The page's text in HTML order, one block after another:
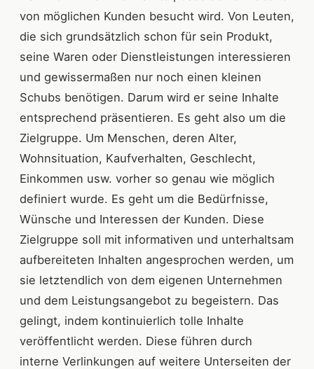
von möglichen Kunden besucht wird. Von Leuten,
die sich grundsätzlich schon für sein Produkt,
seine Waren oder Dienstleistungen interessieren
und gewissermaßen nur noch einen kleinen
Schubs benötigen. Darum wird er seine Inhalte
entsprechend präsentieren. Es geht also um die
Zielgruppe. Um Menschen, deren Alter,
Wohnsituation, Kaufverhalten, Geschlecht,
Einkommen usw. vorher so genau wie möglich
definiert wurde. Es geht um die Bedürfnisse,
Wünsche und Interessen der Kunden. Diese
Zielgruppe soll mit informativen und unterhaltsam
aufbereiteten Inhalten angesprochen werden, um
sie letztendlich von dem eigenen Unternehmen
und dem Leistungsangebot zu begeistern. Das
gelingt, indem kontinuierlich tolle Inhalte
veröffentlicht werden. Diese führen durch
interne Verlinkungen auf weitere Unterseiten der